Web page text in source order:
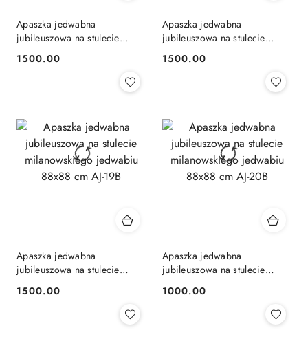
Apaszka jedwabna
jubileuszowa na stulecie
88x88 cm AJ-18B
Cena:
1500.00
Apaszka jedwabna
jubileuszowa na stulecie
88x88 cm AJ-19A
Cena:
1500.00
Apaszka jedwabna
jubileuszowa na stulecie
88x88 cm AJ-19B
Cena:
1500.00
Apaszka jedwabna
jubileuszowa na stulecie
88x88 cm AJ-20B
Cena:
1000.00